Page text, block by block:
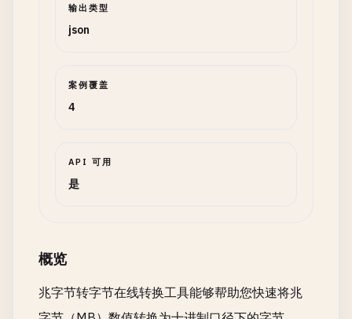
输出类型
json
案例覆盖
4
API 可用
是
概览
兆字节转字节在线转换工具能够帮助您快速将兆